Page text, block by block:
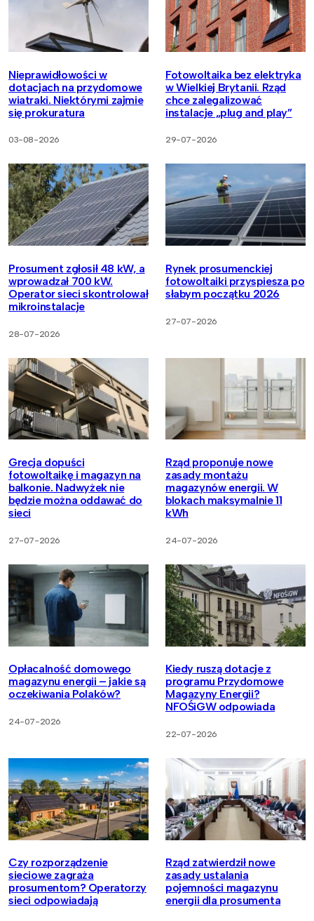
Nieprawidłowości w
dotacjach na przydomowe
wiatraki. Niektórymi zajmie
się prokuratura
03-08-2026
Fotowoltaika bez elektryka
w Wielkiej Brytanii. Rząd
chce zalegalizować
instalacje „plug and play”
29-07-2026
Prosument zgłosił 48 kW, a
wprowadzał 700 kW.
Operator sieci skontrolował
mikroinstalacje
28-07-2026
Rynek prosumenckiej
fotowoltaiki przyspiesza po
słabym początku 2026
27-07-2026
Grecja dopuści
fotowoltaikę i magazyn na
balkonie. Nadwyżek nie
będzie można oddawać do
sieci
27-07-2026
Rząd proponuje nowe
zasady montażu
magazynów energii. W
blokach maksymalnie 11
kWh
24-07-2026
Opłacalność domowego
magazynu energii – jakie są
oczekiwania Polaków?
24-07-2026
Kiedy ruszą dotacje z
programu Przydomowe
Magazyny Energii?
NFOŚiGW odpowiada
22-07-2026
Czy rozporządzenie
sieciowe zagraża
prosumentom? Operatorzy
sieci odpowiadają
Rząd zatwierdził nowe
zasady ustalania
pojemności magazynu
energii dla prosumenta